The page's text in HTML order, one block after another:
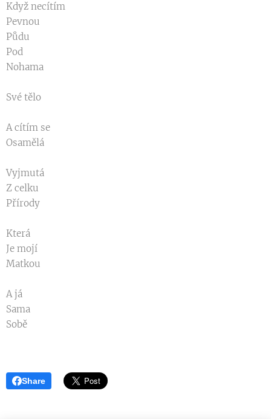
Když necítím
Pevnou
Půdu
Pod
Nohama
Své tělo
A cítím se
Osamělá
Vyjmutá
Z celku
Přírody
Která
Je mojí
Matkou
A já
Sama
Sobě
Share